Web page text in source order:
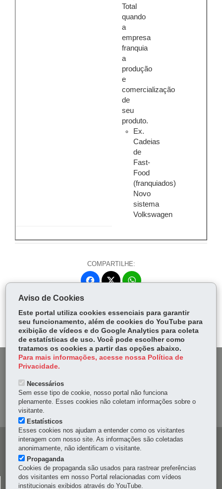
Total
quando
a
empresa
franquia
a
produção
e
comercialização
de
seu
produto.
Ex.
Cadeias
de
Fast-
Food
(franquiados)
Novo
sistema
Volkswagen
COMPARTILHE:
Fa
ok
itt
er
W
Ap
p
DENUNCIE CORRUPÇÃO
OUVIDORIA
Navegação
principal
CELEPAR
Aviso de Cookies
Este portal utiliza cookies essenciais para garantir
seu funcionamento, além de cookies do YouTube para
exibição de vídeos e do Google Analytics para coleta
de estatísticas de uso. Você pode escolher como
tratamos os cookies a partir das opções abaixo.
Para mais informações, acesse nossa Política de
Privacidade.
Necessários
Sem esse tipo de cookie, nosso portal não funciona
plenamente. Esses cookies não coletam informações sobre o
visitante.
Estatísticos
Esses cookies nos ajudam a entender como os visitantes
interagem com nosso site. As informações são coletadas
anonimamente, não identificam o visitante.
Propaganda
Cookies de propaganda são usados para rastrear preferências
dos visitantes em nosso Portal relacionadas com vídeos
institucionais exibidos através do YouTube.